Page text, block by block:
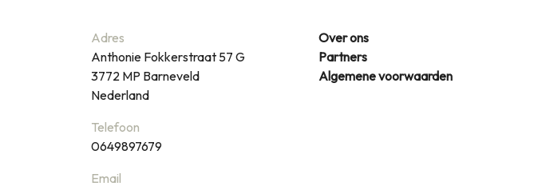
Adres
Anthonie Fokkerstraat 57 G
3772 MP Barneveld
Nederland
Telefoon
0649897679
Email
Over ons
Partners
Algemene voorwaarden